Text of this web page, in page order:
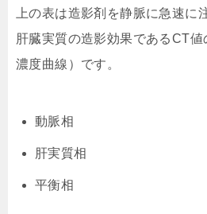
上の表は造影剤を静脈に急速に
肝臓実質の造影効果であるCT
濃度曲線）です。
動脈相
肝実質相
平衡相